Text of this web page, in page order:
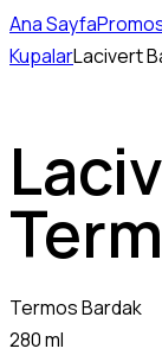
Ana Sayfa
KupalarLacivert
Termos Bardak
280 ml